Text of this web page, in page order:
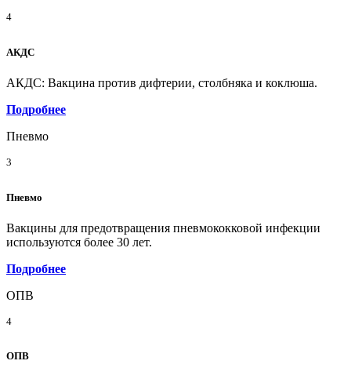
4
АКДС
АКДС: Вакцина против дифтерии, столбняка и коклюша.
Подробнее
Пневмо
3
Пневмо
Вакцины для предотвращения пневмококковой инфекции
используются более 30 лет.
Подробнее
ОПВ
4
ОПВ